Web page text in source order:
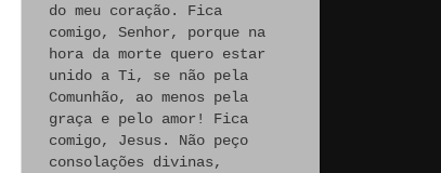
do meu coração. Fica
comigo, Senhor, porque na
hora da morte quero estar
unido a Ti, se não pela
Comunhão, ao menos pela
graça e pelo amor! Fica
comigo, Jesus. Não peço
consolações divinas,